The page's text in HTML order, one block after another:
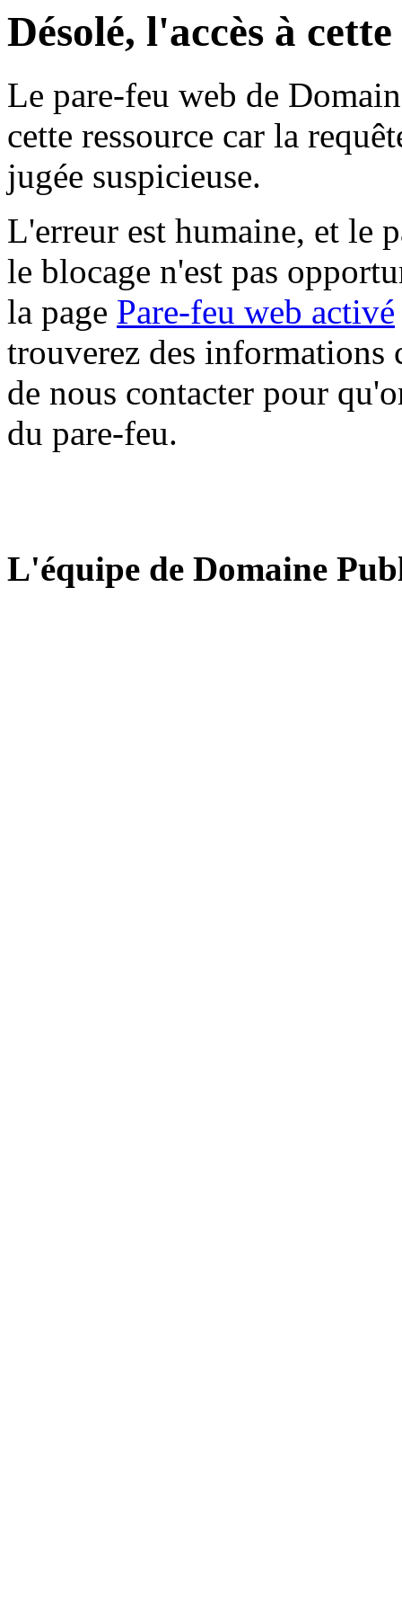
Désolé, l'accès à
Le pare-feu web de
cette ressource car la
jugée suspicieuse.
L'erreur est humaine, et le
le blocage n'est pas
la page Pare-feu web activé
trouverez des informations
de nous contacter pour
du pare-feu.
L'équipe de Domaine